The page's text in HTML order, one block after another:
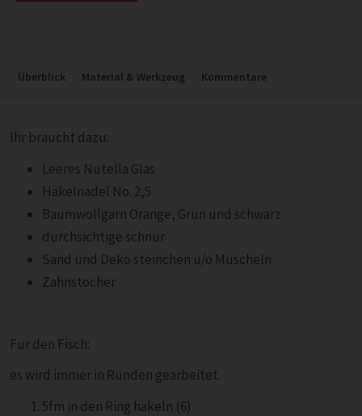
Überblick Material & Werkzeug Kommentare
Ihr braucht dazu:
Leeres Nutella Glas
Häkelnadel No. 2,5
Baumwollgarn Orange, Grün und schwarz
durchsichtige schnur
Sand und Deko steinchen u/o Muscheln
Zahnstocher
Für den Fisch:
es wird immer in Runden gearbeitet.
5fm in den Ring häkeln (6)